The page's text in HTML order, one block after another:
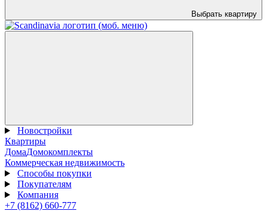
Выбрать квартиру
Новостройки
Квартиры
ДомаДомокомплекты
Коммерческая недвижимость
Способы покупки
Покупателям
Компания
+7 (8162) 660-777